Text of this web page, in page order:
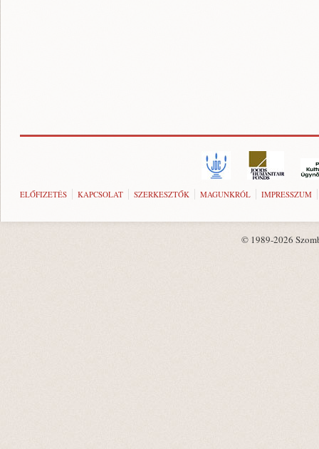
ELŐFIZETÉS KAPCSOLAT SZERKESZTŐK MAGUNKRÓL IMPRESSZUM
© 1989-2026